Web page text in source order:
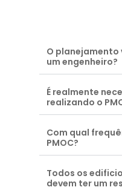
O planejamento
um engenheiro?
É realmente
realizando o
Com qual
PMOC?
Todos os
devem ter um